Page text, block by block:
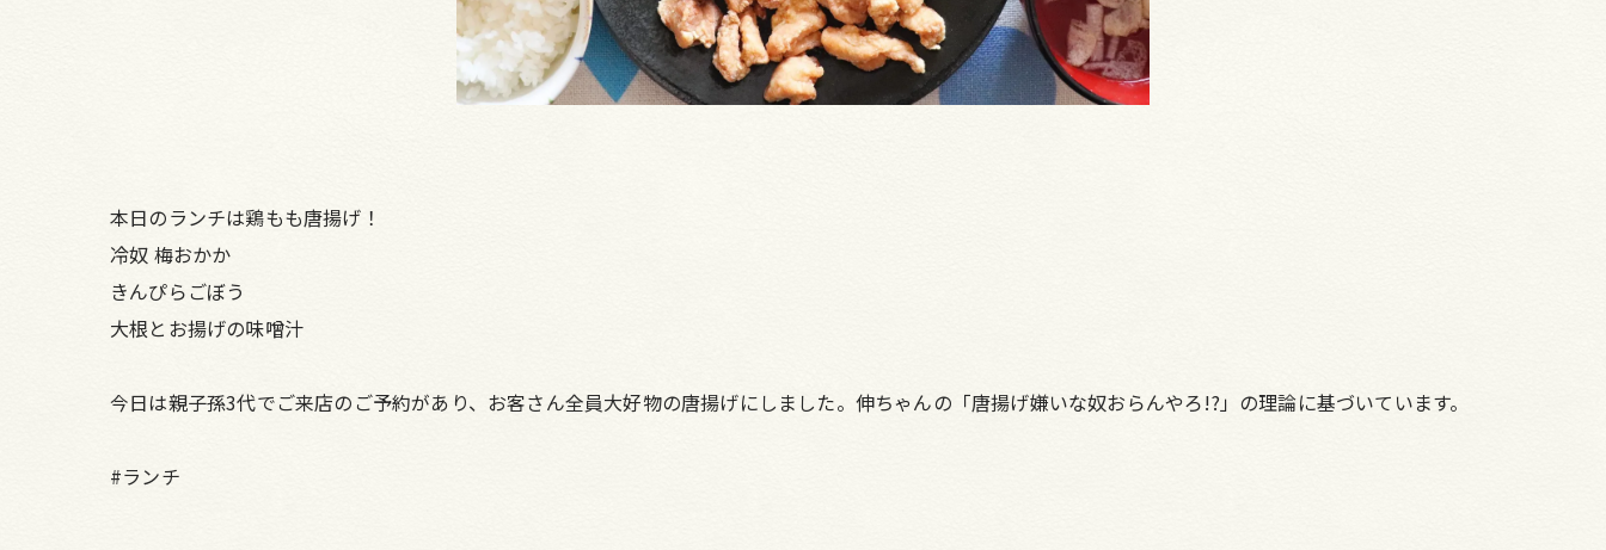
本日のランチは鶏もも唐揚げ！
冷奴 梅おかか
きんぴらごぼう
大根とお揚げの味噌汁
今日は親子孫3代でご来店のご予約があり、お客さん全員大好物の唐揚げにしました。伸ちゃんの「唐揚げ嫌いな奴おらんやろ!?」の理論に基づいています。
#ランチ